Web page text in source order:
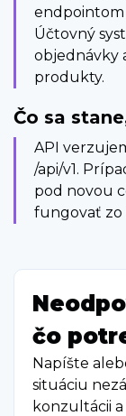
endpointom
Účtovný
objednávky
produkty.
Čo sa
API
/api/v1.
pod novou
fungovať zo
čo
Napíšte
situáciu
konzultácii